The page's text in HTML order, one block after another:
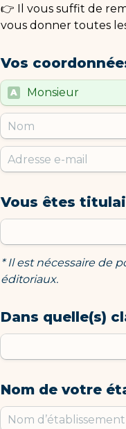
👉 Il vous suffit de
vous donner toutes
Vos
Untitled multiple
A Monsieur
Vous êtes
* Il est nécessaire de
éditoriaux.
Dans quelle(s)
Nom de votre